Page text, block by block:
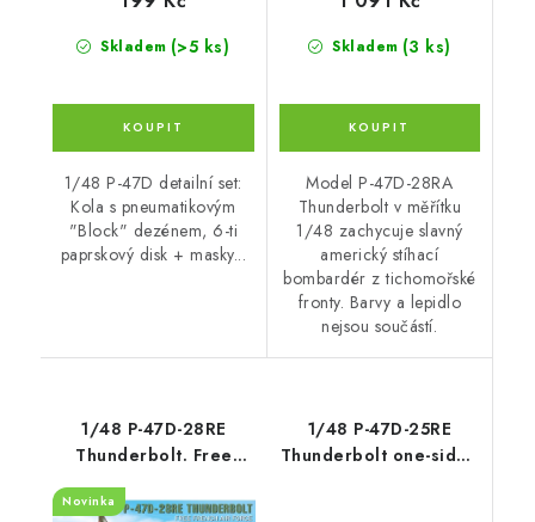
Skladem (>5 ks)
1/48 P-47D detailní set:
Kola s pneumatikovým
"Block" dezénem, 6-ti
paprskový disk + masky...
Skladem (3 ks)
Model P-47D-28RA
Thunderbolt v měřítku
1/48 zachycuje slavný
americký stíhací
bombardér z tichomořské
fronty. Barvy a lepidlo
nejsou součástí.
1/48 P-47D-28RE
Thunderbolt. Free
French Air Force. Basic
Kit - Miniart
Novinka
1/48 P-47D-25RE
Thunderbolt one-sided